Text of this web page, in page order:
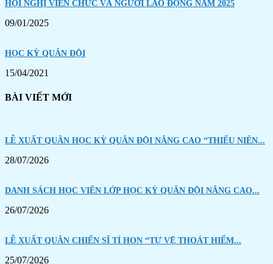
HỘI NGHỊ VIÊN CHỨC VÀ NGƯỜI LAO ĐỘNG NĂM 2025
09/01/2025
HỌC KỲ QUÂN ĐỘI
15/04/2021
BÀI VIẾT MỚI
LỄ XUẤT QUÂN HỌC KỲ QUÂN ĐỘI NÂNG CAO “THIẾU NIÊN...
28/07/2026
DANH SÁCH HỌC VIÊN LỚP HỌC KỲ QUÂN ĐỘI NÂNG CAO...
26/07/2026
LỄ XUẤT QUÂN CHIẾN SĨ TÍ HON “TỰ VỆ THOÁT HIỂM...
25/07/2026